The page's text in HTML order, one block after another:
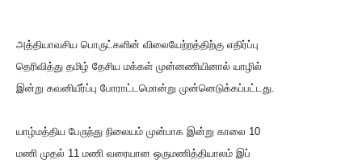
அத்தியாவசிய பொருட்களின் விலையேற்றத்திற்கு எதிர்ப்பு
தெரிவித்து தமிழ் தேசிய மக்கள் முன்னணியினால் யாழில்
இன்று கவனியீர்ப்பு போராட்டமொன்று முன்னெடுக்கப்பட்டது.
யாழ்மத்திய பேருந்து நிலையம் முன்பாக இன்று காலை 10
மணி முதல் 11 மணி வரையான ஒருமணித்தியாலம் இப்